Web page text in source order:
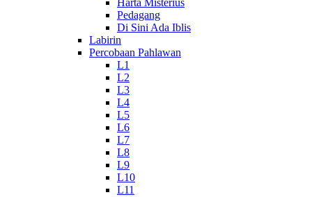
Harta Misterius
Pedagang
Di Sini Ada Iblis
Labirin
Percobaan Pahlawan
L1
L2
L3
L4
L5
L6
L7
L8
L9
L10
L11